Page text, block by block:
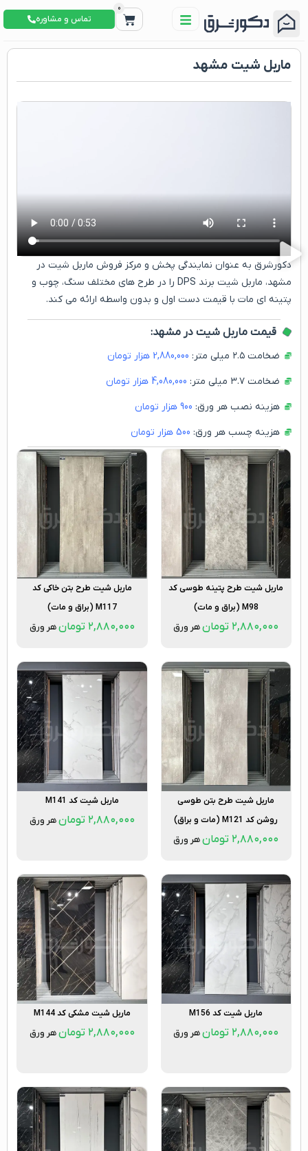
0
تماس و مشاوره
ماربل شیت مشهد
دکورشرق به عنوان نمایندگی پخش و مرکز فروش ماربل شیت در
مشهد، ماربل شیت برند DPS را در طرح های مختلف سنگ، چوب و
پتینه ای مات با قیمت دست اول و بدون واسطه ارائه می کند.
قیمت ماربل شیت در مشهد:
ضخامت ۲.۵ میلی متر: 2,880,000 هزار تومان
ضخامت ۳.۷ میلی متر:
4,080,000 هزار تومان
هزینه نصب هر ورق: 900 هزار تومان
هزینه چسب هر ورق: 500 هزار تومان
ماربل شیت طرح پتینه طوسی کد
M98 (براق و مات)
۲,۸۸۰,۰۰۰ تومانهر ورق
ماربل شیت طرح بتن خاکی کد
M117 (براق و مات)
۲,۸۸۰,۰۰۰ تومانهر ورق
ماربل شیت طرح بتن طوسی
روشن کد M121 (مات و براق)
۲,۸۸۰,۰۰۰ تومانهر ورق
ماربل شیت کد M141
۲,۸۸۰,۰۰۰ تومانهر ورق
ماربل شیت کد M156
۲,۸۸۰,۰۰۰ تومانهر ورق
ماربل شیت مشکی کد M144
۲,۸۸۰,۰۰۰ تومانهر ورق